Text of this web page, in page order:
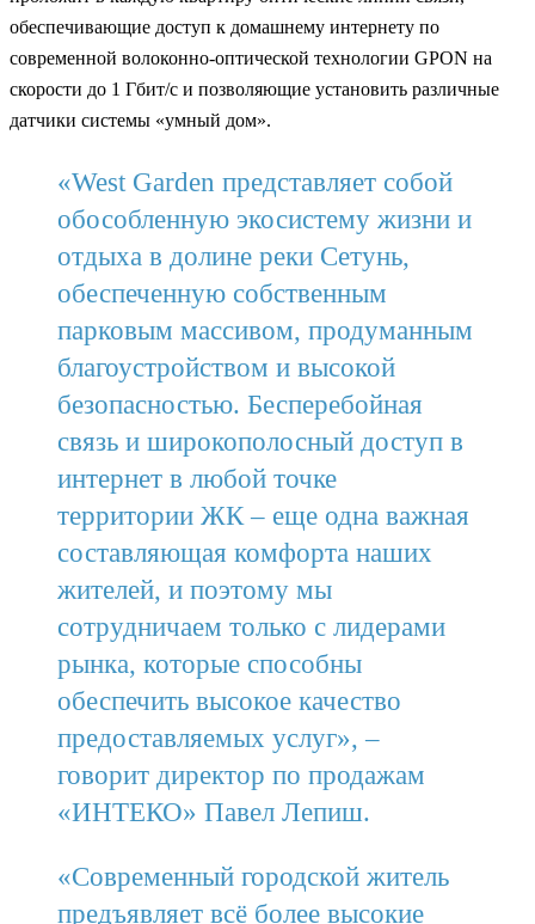
обеспечивающие доступ к домашнему интернету по
современной волоконно-оптической технологии GPON на
скорости до 1 Гбит/с и позволяющие установить различные
датчики системы «умный дом».
«West Garden представляет собой
обособленную экосистему жизни и
отдыха в долине реки Сетунь,
обеспеченную собственным
парковым массивом, продуманным
благоустройством и высокой
безопасностью. Бесперебойная
связь и широкополосный доступ в
интернет в любой точке
территории ЖК – еще одна важная
составляющая комфорта наших
жителей, и поэтому мы
сотрудничаем только с лидерами
рынка, которые способны
обеспечить высокое качество
предоставляемых услуг», –
говорит директор по продажам
«ИНТЕКО» Павел Лепиш.
«Современный городской житель
предъявляет всё более высокие